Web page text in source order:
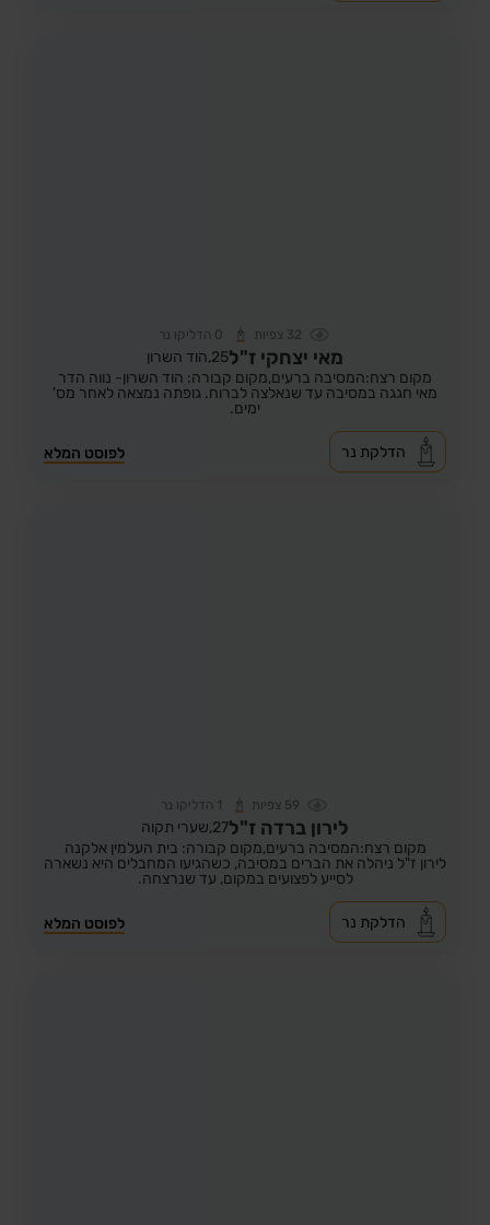
32 צפיות 0 הדליקו נר
מאי יצחקי ז"ל25, הוד השרון
מקום רצח:המסיבה ברעים,מקום קבורה: הוד השרון- נווה הדר
מאי חגגה במסיבה עד שנאלצה לברוח. גופתה נמצאה לאחר מס'
ימים.
לפוסט המלא הדלקת נר
59 צפיות 1 הדליקו נר
לירון ברדה ז"ל27, שערי תקוה
מקום רצח:המסיבה ברעים,מקום קבורה: בית העלמין אלקנה
לירון ז"ל ניהלה את הברים במסיבה, כשהגיעו המחבלים היא נשארה
לסייע לפצועים במקום, עד שנרצחה.
לפוסט המלא הדלקת נר